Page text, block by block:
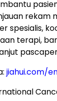
rekam
spesialis,
terapi,
jiahui.com/